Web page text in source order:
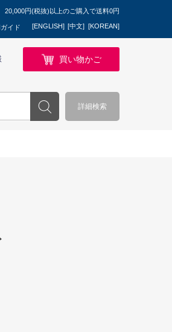
20,000円(税抜)以上のご購入で送料0円
イド [ENGLISH] [中文] [KOREAN]
買い物かご
詳細検索